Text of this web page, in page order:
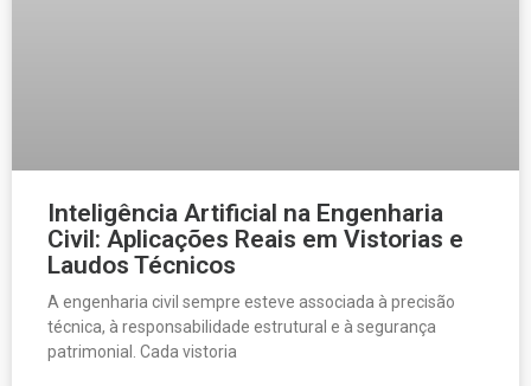
Inteligência Artificial na Engenharia
Civil: Aplicações Reais em Vistorias e
Laudos Técnicos
A engenharia civil sempre esteve associada à precisão
técnica, à responsabilidade estrutural e à segurança
patrimonial. Cada vistoria